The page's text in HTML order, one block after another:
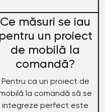
Ce măsuri se iau
pentru un proiect
de mobilă la
comandă?
Pentru ca un proiect de
la comandă să se
integreze perfect este